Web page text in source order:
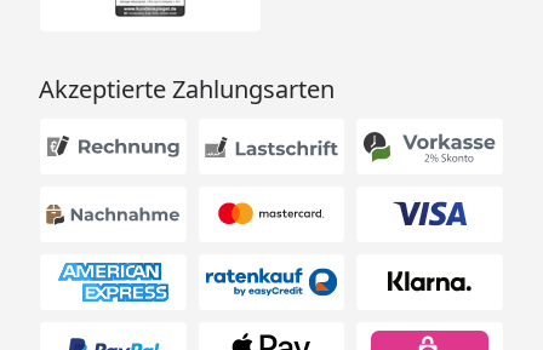
Akzeptierte Zahlungsarten